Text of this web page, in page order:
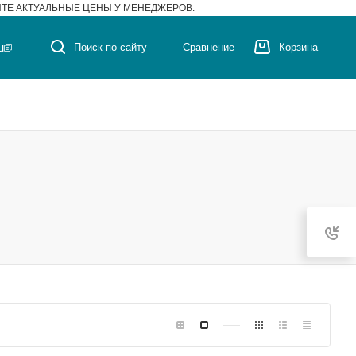
АКТУАЛЬНЫЕ ЦЕНЫ У МЕНЕДЖЕРОВ.
Поиск по сайту Сравнение Корзина